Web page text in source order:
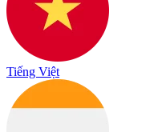
Tiếng Việt